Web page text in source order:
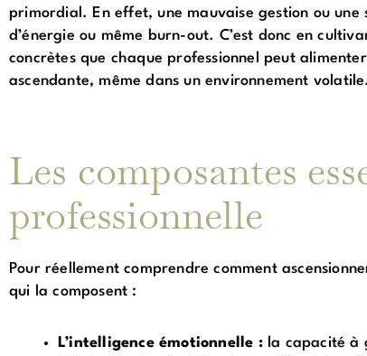
primordial. En effet, une mauvaise gestion ou
d’énergie ou même burn-out. C’est donc en
concrètes que chaque professionnel peut
ascendante, même dans un environnement volatile.
Les composantes
professionnelle
Pour réellement comprendre comment
qui la composent :
L’intelligence émotionnelle :la capacité à